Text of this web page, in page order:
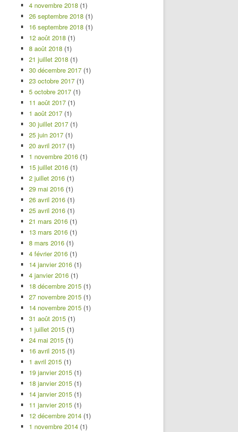
4 novembre 2018 (1)
26 septembre 2018 (1)
16 septembre 2018 (1)
12 août 2018 (1)
8 août 2018 (1)
21 juillet 2018 (1)
30 décembre 2017 (1)
23 octobre 2017 (1)
5 octobre 2017 (1)
11 août 2017 (1)
1 août 2017 (1)
30 juillet 2017 (1)
25 juin 2017 (1)
20 avril 2017 (1)
1 novembre 2016 (1)
15 juillet 2016 (1)
2 juillet 2016 (1)
29 mai 2016 (1)
26 avril 2016 (1)
25 avril 2016 (1)
21 mars 2016 (1)
13 mars 2016 (1)
8 mars 2016 (1)
4 février 2016 (1)
14 janvier 2016 (1)
4 janvier 2016 (1)
18 décembre 2015 (1)
27 novembre 2015 (1)
14 novembre 2015 (1)
31 août 2015 (1)
1 juillet 2015 (1)
24 mai 2015 (1)
16 avril 2015 (1)
1 avril 2015 (1)
19 janvier 2015 (1)
18 janvier 2015 (1)
14 janvier 2015 (1)
11 janvier 2015 (1)
12 décembre 2014 (1)
1 novembre 2014 (1)